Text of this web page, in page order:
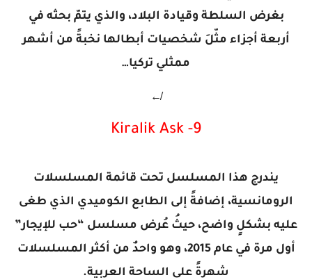
بغرض السلطة وقيادة البلاد، والذي يتمّ بحثه في
أربعة أجزاء مثّلَ شخصيات أبطالها نخبةً من أشهر
ممثلي تركيا…
↚
9- Kiralik Ask
يندرج هذا المسلسل تحت قائمة المسلسلات
الرومانسية، إضافةً إلى الطابع الكوميدي الذي طغى
عليه بشكلٍ واضح، حيثُ عُرض مسلسل “حب للإيجار”
أول مرة في عام 2015، وهو واحدٌ من أكثر المسلسلات
شهرةً على الساحة العربية.